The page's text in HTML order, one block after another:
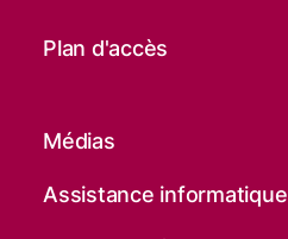
Plan d'accès
Médias
Assistance informatique